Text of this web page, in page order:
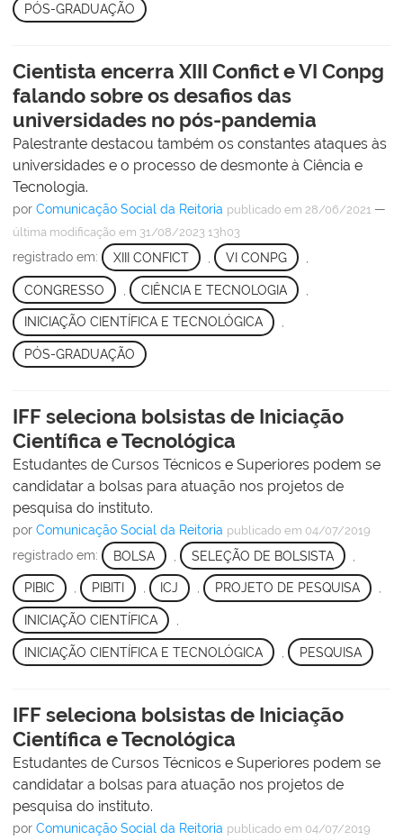
PÓS-GRADUAÇÃO
Cientista encerra XIII Confict e VI Conpg
falando sobre os desafios das
universidades no pós-pandemia
Palestrante destacou também os constantes ataques às
universidades e o processo de desmonte à Ciência e
Tecnologia.
por Comunicação Social da Reitoria publicado em 28/06/2021 —
última modificação em 31/08/2023 13h03
registrado em: XIII CONFICT VI CONPG
CONGRESSO CIÊNCIA E TECNOLOGIA
INICIAÇÃO CIENTÍFICA E TECNOLÓGICA ,
PÓS-GRADUAÇÃO
IFF seleciona bolsistas de Iniciação
Científica e Tecnológica
Estudantes de Cursos Técnicos e Superiores podem se
candidatar a bolsas para atuação nos projetos de
pesquisa do instituto.
por Comunicação Social da Reitoria publicado em 04/07/2019
registrado em: BOLSA SELEÇÃO DE BOLSISTA
PIBIC , PIBITI , ICJ , PROJETO DE PESQUISA ,
INICIAÇÃO CIENTÍFICA
INICIAÇÃO CIENTÍFICA E TECNOLÓGICA PESQUISA
IFF seleciona bolsistas de Iniciação
Científica e Tecnológica
Estudantes de Cursos Técnicos e Superiores podem se
candidatar a bolsas para atuação nos projetos de
pesquisa do instituto.
por Comunicação Social da Reitoria publicado em 04/07/2019